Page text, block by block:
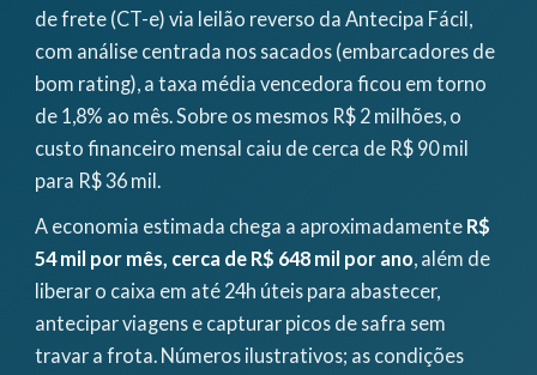
de frete (CT-e) via leilão reverso da Antecipa Fácil,
com análise centrada nos sacados (embarcadores de
bom rating), a taxa média vencedora ficou em torno
de 1,8% ao mês. Sobre os mesmos R$ 2 milhões, o
custo financeiro mensal caiu de cerca de R$ 90 mil
para R$ 36 mil.
A economia estimada chega a aproximadamente R$
54 mil por mês, cerca de R$ 648 mil por ano, além de
liberar o caixa em até 24h úteis para abastecer,
antecipar viagens e capturar picos de safra sem
travar a frota. Números ilustrativos; as condições